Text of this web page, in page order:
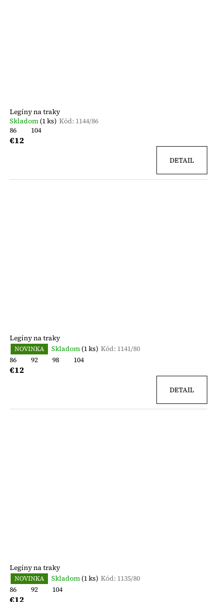
Legíny na traky
Skladom (1 ks) Kód: 1144/86
86
104
€12
DETAIL
Legíny na traky
NOVINKA Skladom (1 ks) Kód: 1141/80
86
92 98 104
€12
DETAIL
Legíny na traky
NOVINKA Skladom (1 ks) Kód: 1135/80
86
92 104
€12